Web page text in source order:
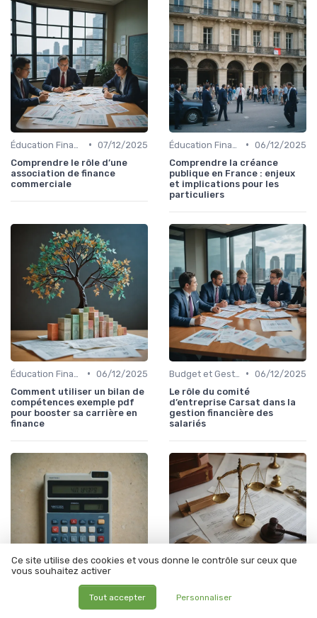
• 07/12/2025
Comprendre le rôle d’une
association de finance
commerciale
• 06/12/2025
Comprendre la créance
publique en France : enjeux
et implications pour les
particuliers
• 06/12/2025
Comment utiliser un bilan de
compétences exemple pdf
pour booster sa carrière en
finance
• 06/12/2025
Le rôle du comité
d’entreprise Carsat dans la
gestion financière des
salariés
05/12/2025
Ce site utilise des cookies et vous donne le contrôle sur ceux que
vous souhaitez activer
Tout accepter Personnaliser